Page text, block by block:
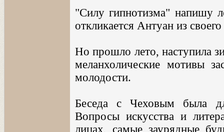
"Силу гипнотизма" напишу
откликается Антуан из
Но прошло лето, наступила
меланхолические мотивы
молодости.
Беседа с Чеховым была
Вопросы искусства и
лицах, самые заурядные